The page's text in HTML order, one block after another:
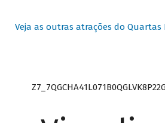
Veja as outras atrações do